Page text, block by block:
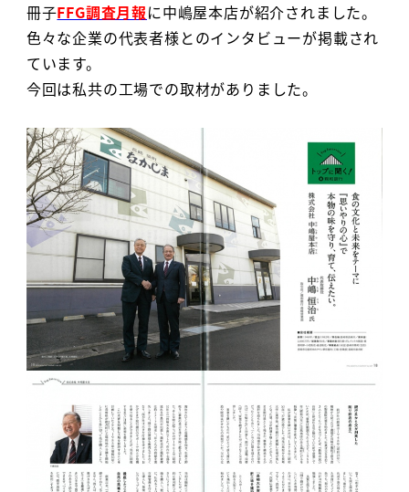
冊子FFG調査月報に中嶋屋本店が紹介されました。
色々な企業の代表者様とのインタビューが掲載され
ています。
今回は私共の工場での取材がありました。